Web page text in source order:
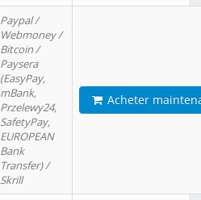
Paypal /
Webmoney /
Bitcoin /
Paysera
(EasyPay,
mBank,
Przelewy24,
SafetyPay,
EUROPEAN
Bank
Transfer) /
Skrill
Acheter